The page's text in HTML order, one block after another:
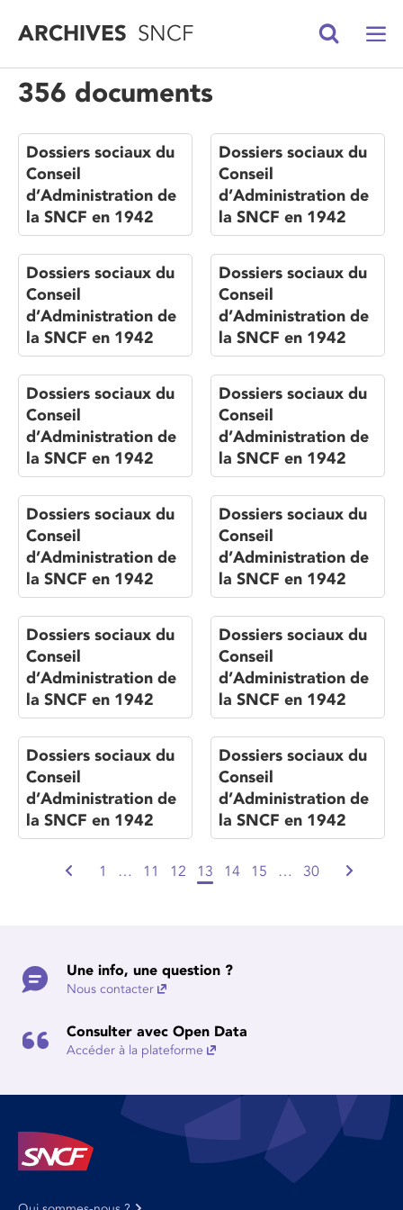
ARCHIVESSNCF
356 documents
Dossiers sociaux du
Conseil
d’Administration de
la SNCF en 1942
Dossiers sociaux du
Conseil
d’Administration de
la SNCF en 1942
Dossiers sociaux du
Conseil
d’Administration de
la SNCF en 1942
Dossiers sociaux du
Conseil
d’Administration de
la SNCF en 1942
Dossiers sociaux du
Conseil
d’Administration de
la SNCF en 1942
Dossiers sociaux du
Conseil
d’Administration de
la SNCF en 1942
Dossiers sociaux du
Conseil
d’Administration de
la SNCF en 1942
Dossiers sociaux du
Conseil
d’Administration de
la SNCF en 1942
Dossiers sociaux du
Conseil
d’Administration de
la SNCF en 1942
Dossiers sociaux du
Conseil
d’Administration de
la SNCF en 1942
Dossiers sociaux du
Conseil
d’Administration de
la SNCF en 1942
Dossiers sociaux du
Conseil
d’Administration de
la SNCF en 1942
1 … 11 12 13 14 15 … 30
Une info, une question ?
Nous contacter
Consulter avec Open Data
Accéder à la plateforme